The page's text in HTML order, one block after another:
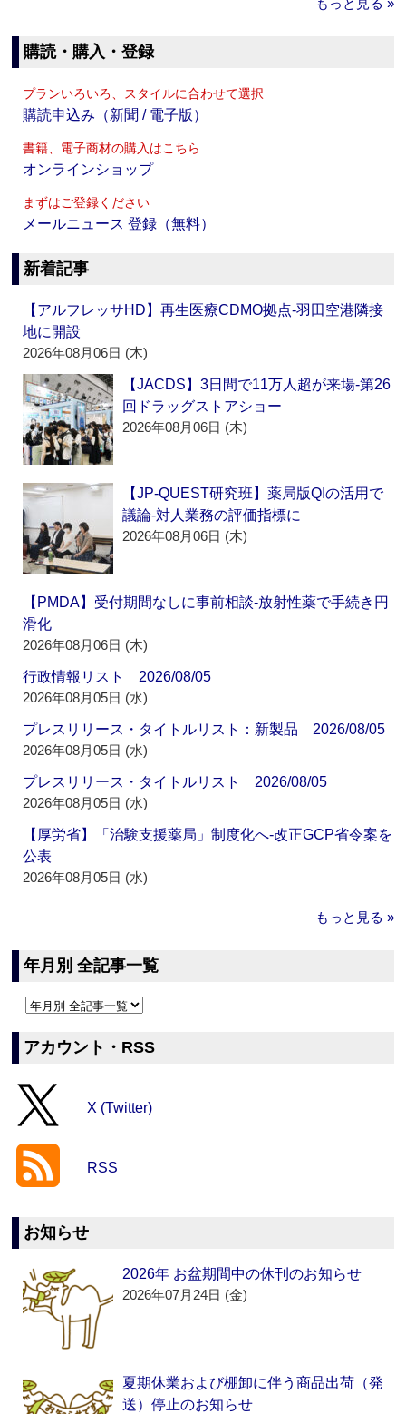
もっと見る »
購読・購入・登録
プランいろいろ、スタイルに合わせて選択
購読申込み（新聞 / 電子版）
書籍、電子商材の購入はこちら
オンラインショップ
まずはご登録ください
メールニュース 登録（無料）
新着記事
【アルフレッサHD】再生医療CDMO拠点‐羽田空港隣接
地に開設
2026年08月06日 (木)
【JACDS】3日間で11万人超が来場‐第26
回ドラッグストアショー
2026年08月06日 (木)
【JP-QUEST研究班】薬局版QIの活用で
議論‐対人業務の評価指標に
2026年08月06日 (木)
【PMDA】受付期間なしに事前相談‐放射性薬で手続き円
滑化
2026年08月06日 (木)
行政情報リスト 2026/08/05
2026年08月05日 (水)
プレスリリース・タイトルリスト：新製品 2026/08/05
2026年08月05日 (水)
プレスリリース・タイトルリスト 2026/08/05
2026年08月05日 (水)
【厚労省】「治験支援薬局」制度化へ‐改正GCP省令案を
公表
2026年08月05日 (水)
もっと見る »
年月別 全記事一覧
アカウント・RSS
X (Twitter)
RSS
お知らせ
2026年 お盆期間中の休刊のお知らせ
2026年07月24日 (金)
夏期休業および棚卸に伴う商品出荷（発
送）停止のお知らせ